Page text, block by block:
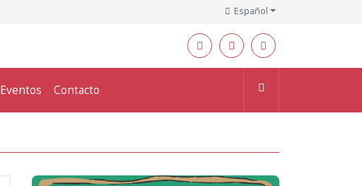
Español
Eventos Contacto